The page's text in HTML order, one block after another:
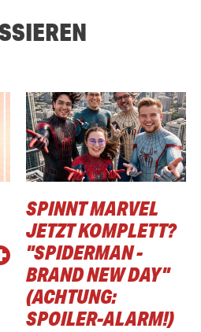
SPINNT MARVEL
JETZT KOMPLETT?
"SPIDERMAN -
BRAND NEW DAY"
(ACHTUNG:
SPOILER-ALARM!)